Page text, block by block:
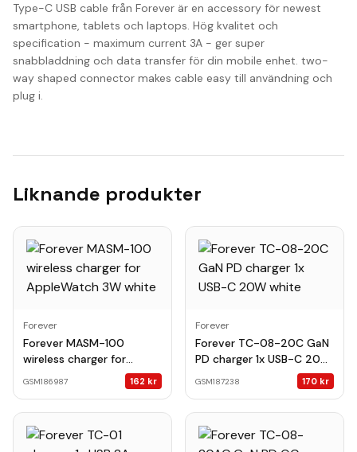
Type-C USB cable från Forever är en accessory för newest
smartphone, tablets och laptops. Hög kvalitet och
specification - maximum current 3A - ger super
snabbladdning och data transfer för din mobile enhet. two-
way shaped connector makes cable easy till användning och
plug i.
Liknande produkter
Forever
Forever MASM-100
wireless charger for
AppleWatch 3W white
GSM186987 162 kr
Forever
Forever TC-08-20C GaN
PD charger 1x USB-C 20W
GSM187238 170 kr